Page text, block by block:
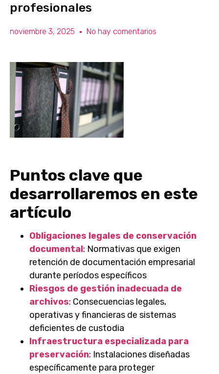
profesionales
noviembre 3, 2025 No hay comentarios
Puntos clave que
desarrollaremos en este
artículo
Obligaciones legales de conservación
documental: Normativas que exigen
retención de documentación empresarial
durante períodos específicos
Riesgos de gestión inadecuada de
archivos: Consecuencias legales,
operativas y financieras de sistemas
deficientes de custodia
Infraestructura especializada para
preservación: Instalaciones diseñadas
específicamente para proteger